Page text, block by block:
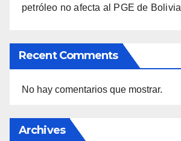
petróleo no afecta al PGE de Bolivia
Recent Comments
No hay comentarios que mostrar.
Archives